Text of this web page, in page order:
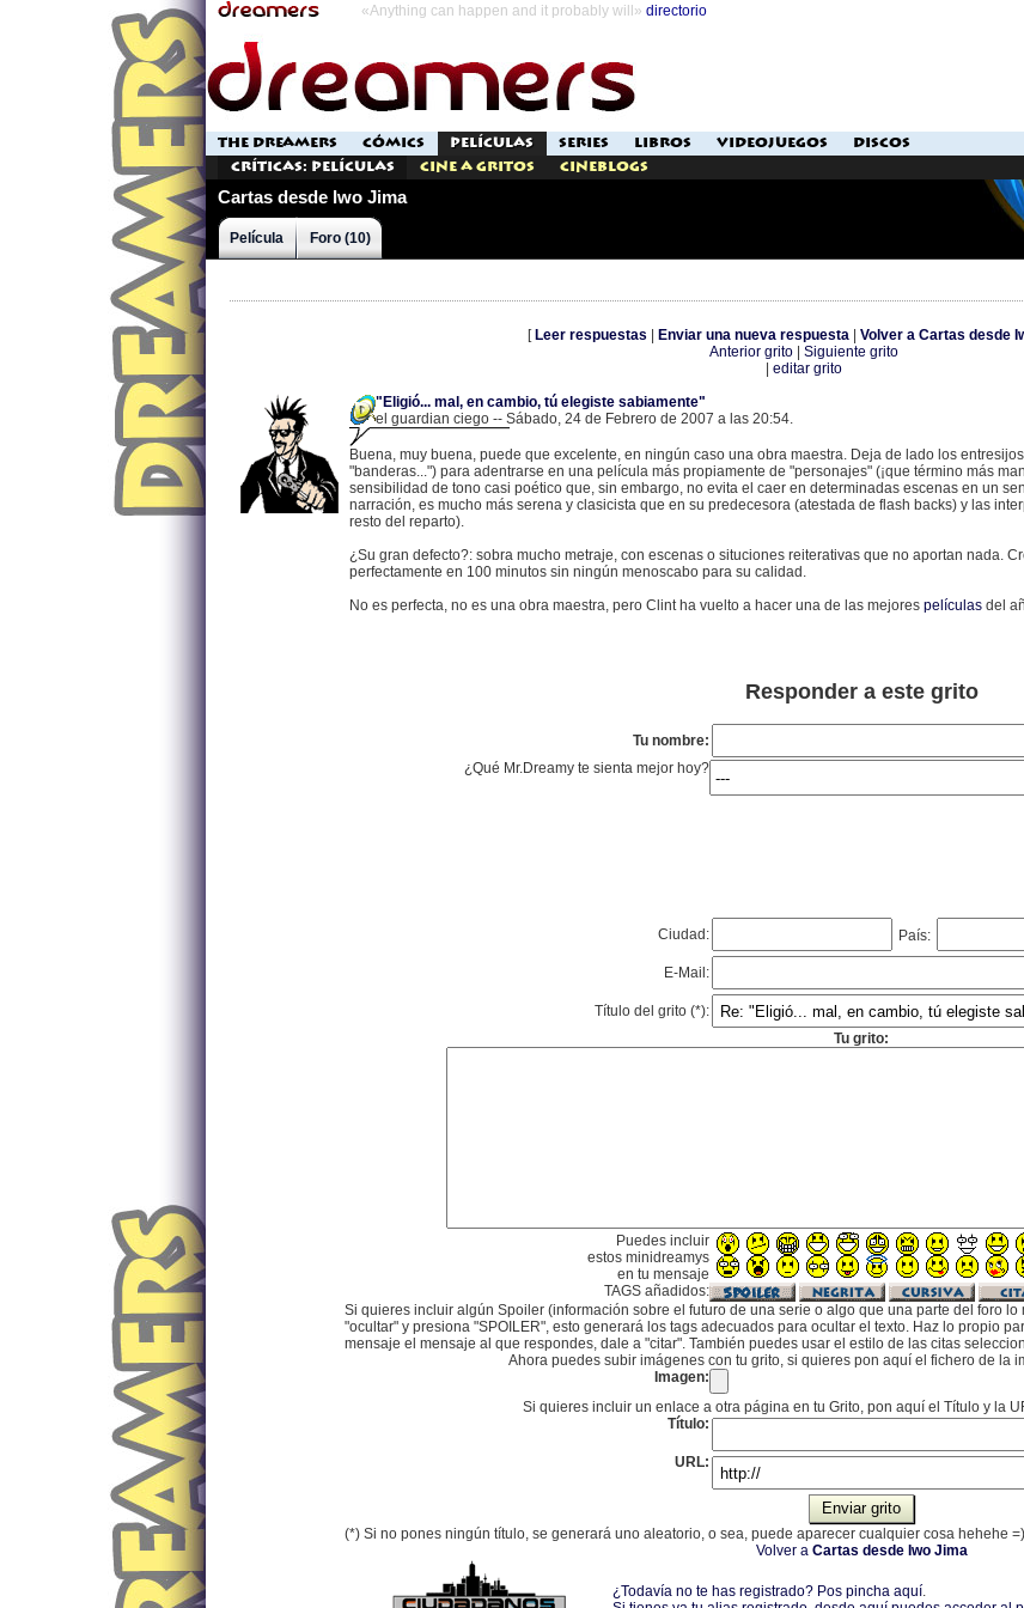
«Anything can happen and it probably will» directorio
THE DREAMERS CÓMICS PELÍCULAS SERIES LIBROS VIDEOJUEGOS
DISCOS
Críticas: Películas
Cine a Gritos Cineblogs
Cartas desde Iwo Jima
Película Foro (10)
[ Leer respuestas Enviar una nueva respuesta| Volver a Cartas desde
Anterior grito
Siguiente grito
editar grito
"Eligió... mal, en cambio, tú elegiste sabiamente"
el guardian ciego -- Sábado, 24 de Febrero de 2007 a las 20:54.
Buena, muy buena, puede que excelente, en ningún caso una obra maestra. Deja de lado los
"banderas...") para adentrarse en una película más propiamente de "personajes" (¡que término más
sensibilidad de tono casi poético que, sin embargo, no evita el caer en determinadas escenas en un
narración, es mucho más serena y clasicista que en su predecesora (atestada de flash backs) y las
resto del reparto).
¿Su gran defecto?: sobra mucho metraje, con escenas o situciones reiterativas que no aportan nada.
perfectamente en 100 minutos sin ningún menoscabo para su calidad.
No es perfecta, no es una obra maestra, pero Clint ha vuelto a hacer una de las mejores películas del
Responder a este grito
Tu nombre:
¿Qué Mr.Dreamy te sienta mejor hoy?
Ciudad: País:
E-Mail:
Título del grito (*):
Tu grito:
Puedes incluir
estos minidreamys
en tu mensaje
TAGS añadidos:
Si quieres incluir algún Spoiler (información sobre el futuro de una serie o algo que una parte del foro
"ocultar" y presiona "SPOILER", esto generará los tags adecuados para ocultar el texto. Haz lo propio
mensaje el mensaje al que respondes, dale a "citar". También puedes usar el estilo de las citas
Ahora puedes subir imágenes con tu grito, si quieres pon aquí el fichero de la
Imagen:
Si quieres incluir un enlace a otra página en tu Grito, pon aquí el Título y la
Título:
URL:
(*) Si no pones ningún título, se generará uno aleatorio, o sea, puede aparecer cualquier cosa hehehe =)
Volver a Cartas desde Iwo Jima
¿Todavía no te has registrado? Pos pincha aquí.